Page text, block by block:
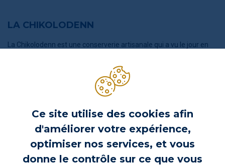
Ce site utilise des cookies afin
d'améliorer votre expérience,
optimiser nos services, et vous
donne le contrôle sur ce que vous
LA CHIKOLODENN
La Chikolodenn est une conserverie artisanale qui a vu le jour en
femme ont toujours eu un pied dans le milieu de la restauration en
France et à l'étranger. Riche d'expériences en tant que chef
cuisinier au sein de restaurants étoilés, Frédéric Aubin décide de
revenir de sa région natale : la Bretagne. A peine arrivé, le couple
devient propriétaire d'un restaurant à Carantec. Leur restaurant
connait un réel succès grâce à la qualité des produits utilisés et
aux recettes élaborées par le chef breton. Quelques années plus
tard, les Aubin décident de se consacrer à une autre activité et
vendent leur restaurant.